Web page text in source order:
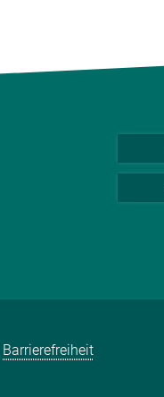
Barrierefreiheit